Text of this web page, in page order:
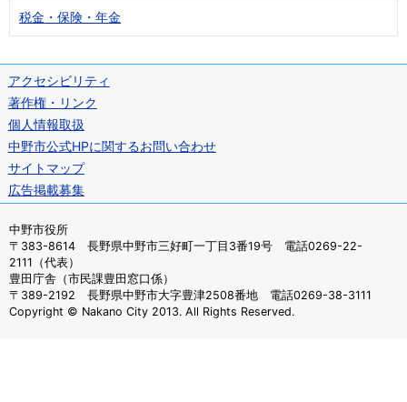
税金・保険・年金
アクセシビリティ
著作権・リンク
個人情報取扱
中野市公式HPに関するお問い合わせ
サイトマップ
広告掲載募集
中野市役所
〒383-8614 長野県中野市三好町一丁目3番19号 電話0269-22-
2111（代表）
豊田庁舎（市民課豊田窓口係）
〒389-2192 長野県中野市大字豊津2508番地 電話0269-38-3111
Copyright © Nakano City 2013. All Rights Reserved.